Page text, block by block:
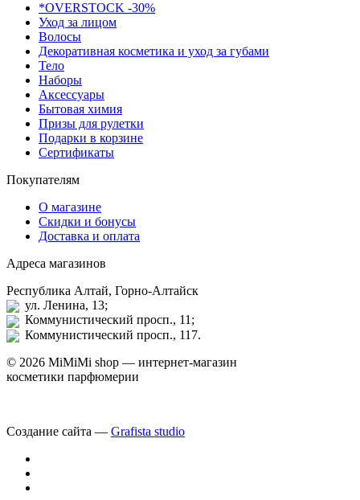
*OVERSTOCK -30%
Уход за лицом
Волосы
Декоративная косметика и уход за губами
Тело
Наборы
Аксессуары
Бытовая химия
Призы для рулетки
Подарки в корзине
Сертификаты
Покупателям
О магазине
Скидки и бонусы
Доставка и оплата
Адреса магазинов
Республика Алтай, Горно-Алтайск
ул. Ленина, 13;
Коммунистический просп., 11;
Коммунистический просп., 117.
© 2026 MiMiMi shop — интернет-магазин
косметики парфюмерии
Создание сайта — Grafista studio